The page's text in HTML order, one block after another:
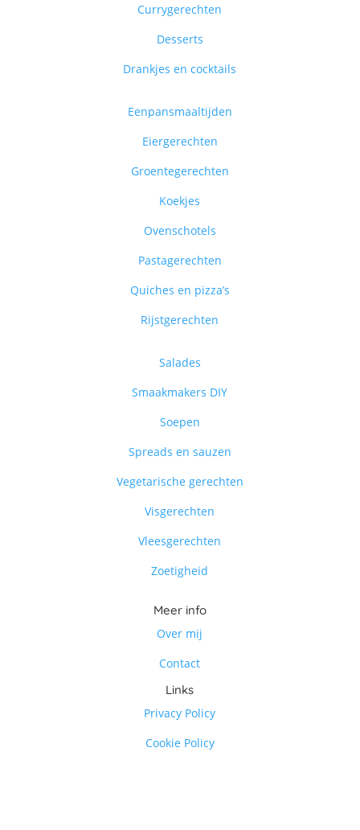
Currygerechten
Desserts
Drankjes en cocktails
Eenpansmaaltijden
Eiergerechten
Groentegerechten
Koekjes
Ovenschotels
Pastagerechten
Quiches en pizza’s
Rijstgerechten
Salades
Smaakmakers DIY
Soepen
Spreads en sauzen
Vegetarische gerechten
Visgerechten
Vleesgerechten
Zoetigheid
Meer info
Over mij
Contact
Links
Privacy Policy
Cookie Policy